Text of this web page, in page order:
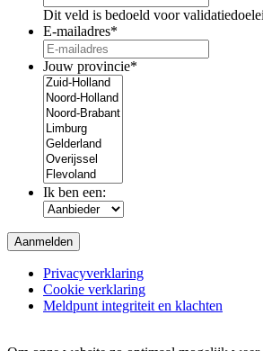
Dit veld is bedoeld voor
E-mailadres*
Jouw provincie*
Ik ben een:
Privacyverklaring
Cookie verklaring
Meldpunt integriteit en klachten